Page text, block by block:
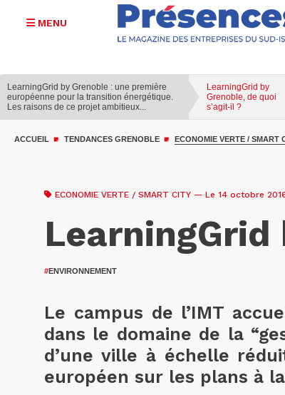
MENU
LearningGrid by Grenoble : une première
européenne pour la transition énergétique.
Les raisons de ce projet ambitieux...
LearningGrid by
Grenoble, de quoi
s’agit-il ?
ACCUEIL TENDANCES GRENOBLE ECONOMIE VERTE / SMART
ECONOMIE VERTE / SMART CITY — Le 14 octobre
LearningGrid
#ENVIRONNEMENT
Le campus de l’IMT
dans le domaine de la
d’une ville à échelle
européen sur les plans à